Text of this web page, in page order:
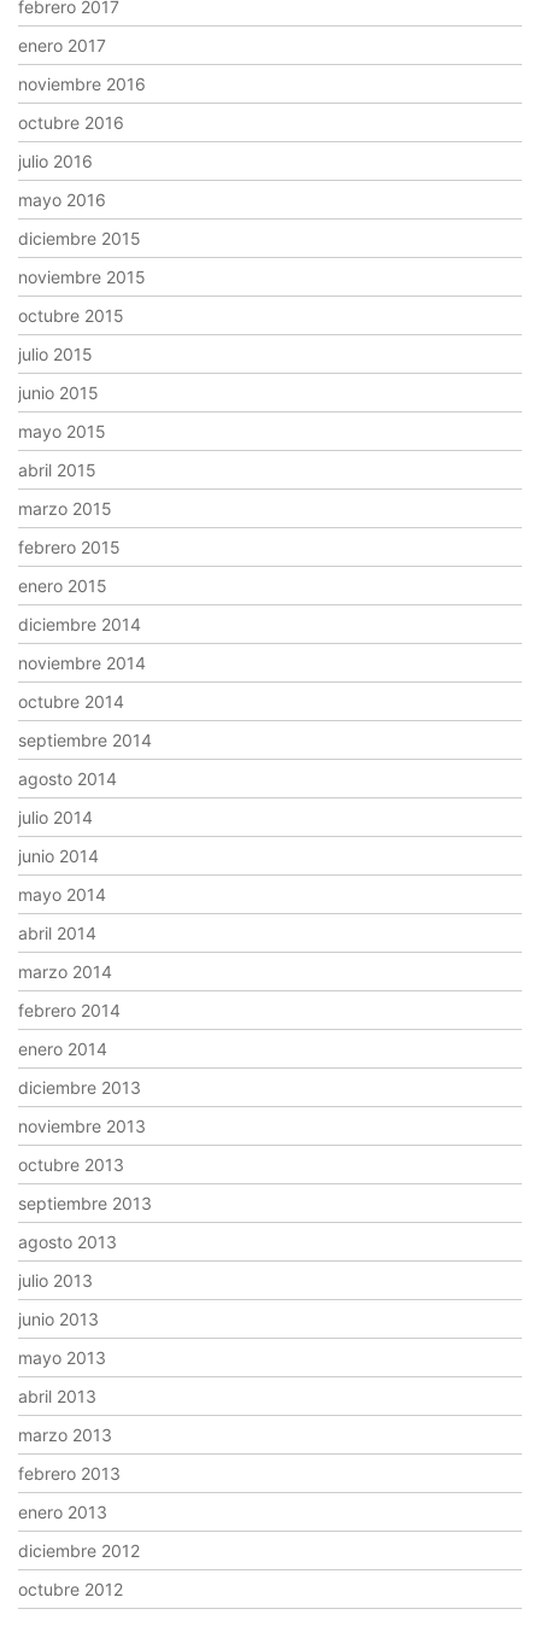
febrero 2017
enero 2017
noviembre 2016
octubre 2016
julio 2016
mayo 2016
diciembre 2015
noviembre 2015
octubre 2015
julio 2015
junio 2015
mayo 2015
abril 2015
marzo 2015
febrero 2015
enero 2015
diciembre 2014
noviembre 2014
octubre 2014
septiembre 2014
agosto 2014
julio 2014
junio 2014
mayo 2014
abril 2014
marzo 2014
febrero 2014
enero 2014
diciembre 2013
noviembre 2013
octubre 2013
septiembre 2013
agosto 2013
julio 2013
junio 2013
mayo 2013
abril 2013
marzo 2013
febrero 2013
enero 2013
diciembre 2012
octubre 2012